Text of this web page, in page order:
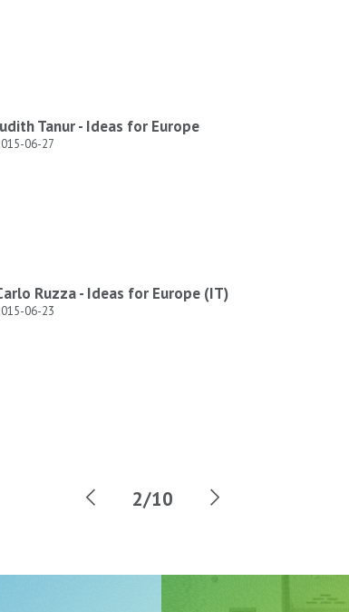
Tanur - Ideas for Europe
06-27
Ruzza - Ideas for Europe (IT)
06-23
2/10